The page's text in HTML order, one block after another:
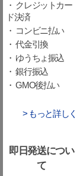
・ クレジットカー
ド決済
・ コンビニ払い
・ 代金引換
・ ゆうちょ振込
・ 銀行振込
・ GMO後払い
> もっと詳しく
即日発送につい
て